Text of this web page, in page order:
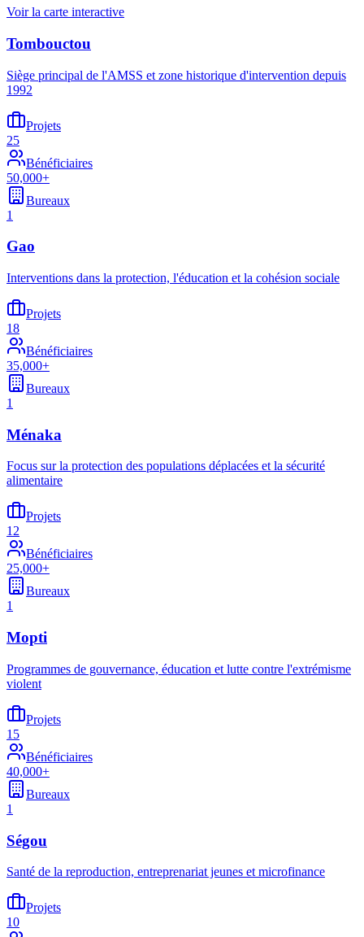
Voir la carte interactive
Tombouctou
Siège principal de l'AMSS et zone historique d'intervention depuis
1992
Projets
25
Bénéficiaires
50,000+
Bureaux
1
Gao
Interventions dans la protection, l'éducation et la cohésion sociale
Projets
18
Bénéficiaires
35,000+
Bureaux
1
Ménaka
Focus sur la protection des populations déplacées et la sécurité
alimentaire
Projets
12
Bénéficiaires
25,000+
Bureaux
1
Mopti
Programmes de gouvernance, éducation et lutte contre l'extrémisme
violent
Projets
15
Bénéficiaires
40,000+
Bureaux
1
Ségou
Santé de la reproduction, entreprenariat jeunes et microfinance
Projets
10